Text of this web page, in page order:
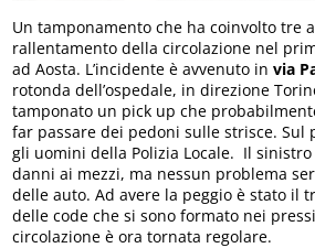
Un tamponamento che ha coinvolto tre
rallentamento della circolazione nel
ad Aosta. L’incidente è avvenuto invia
rotonda dell’ospedale, in direzione
tamponato un pick up che
far passare dei pedoni sulle strisce. Sul
gli uomini della Polizia Locale. Il sinistro
danni ai mezzi, ma nessun problema
delle auto. Ad avere la peggio è stato il
delle code che si sono formato nei
circolazione è ora tornata regolare.